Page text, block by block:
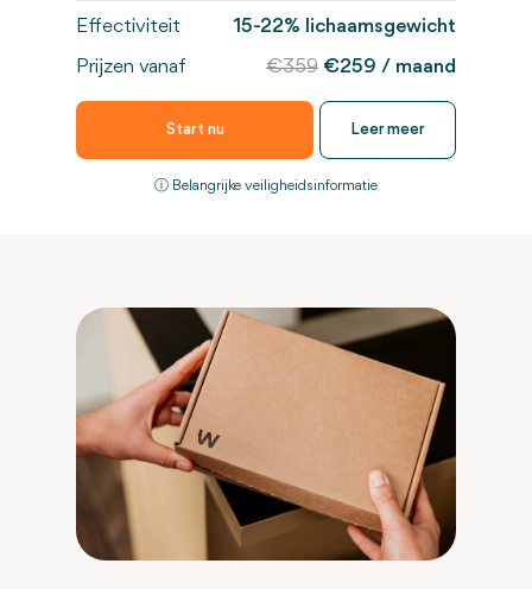
Effectiviteit
Prijzen vanaf
15-22% lichaamsgewicht
€359 €259 / maand
Start nu
ⓘ Belangrijke veiligheidsinformatie
Leer meer